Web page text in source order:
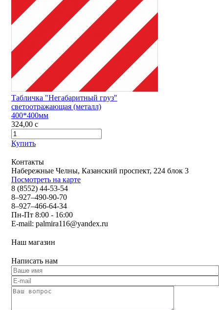
Табличка "Негабаритный груз"
светоотражающая (металл)
400*400мм
324,00 c
Купить
Контакты
Набережные Челны, Казанский проспект, 224 блок 3
Посмотреть на карте
8 (8552) 44-53-54
8–927–490-90-70
8–927–466-64-34
Пн-Пт 8:00 - 16:00
E-mail: palmira116@yandex.ru
Наш магазин
Написать нам